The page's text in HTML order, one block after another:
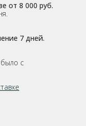
от 8 000 руб.
7 дней.
с